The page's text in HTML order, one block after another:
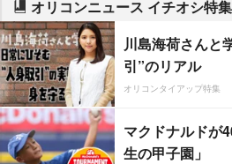
オリコンニュース イチオシ特集
川島海荷さんと
引”のリアル
オリコンタイアップ特集
マクドナルドが
生の甲子園」